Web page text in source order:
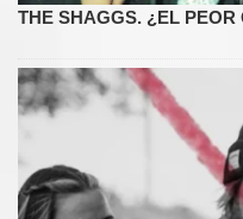
THE SHAGGS. ¿EL